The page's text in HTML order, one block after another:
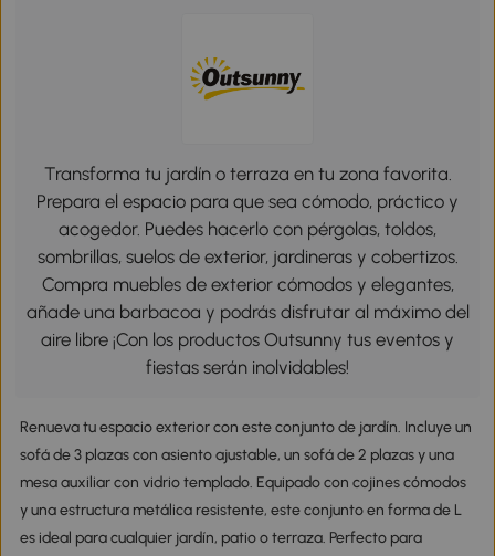
Transforma tu jardín o terraza en tu zona favorita.
Prepara el espacio para que sea cómodo, práctico y
acogedor. Puedes hacerlo con pérgolas, toldos,
sombrillas, suelos de exterior, jardineras y cobertizos.
Compra muebles de exterior cómodos y elegantes,
añade una barbacoa y podrás disfrutar al máximo del
aire libre ¡Con los productos Outsunny tus eventos y
fiestas serán inolvidables!
Renueva tu espacio exterior con este conjunto de jardín. Incluye un
sofá de 3 plazas con asiento ajustable, un sofá de 2 plazas y una
mesa auxiliar con vidrio templado. Equipado con cojines cómodos
y una estructura metálica resistente, este conjunto en forma de L
es ideal para cualquier jardín, patio o terraza. Perfecto para